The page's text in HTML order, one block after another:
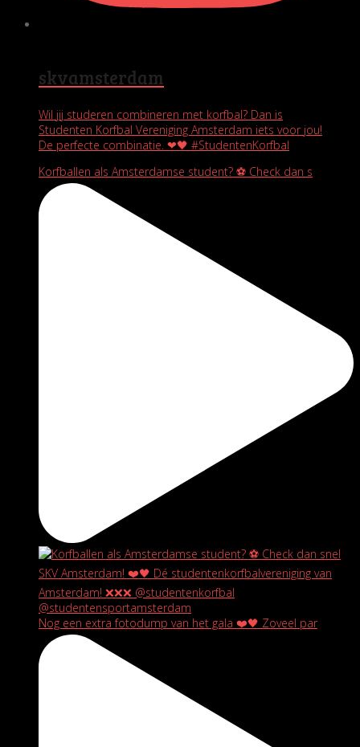
skvamsterdam
Wil jij studeren combineren met korfbal? Dan is
Studenten Korfbal Vereniging Amsterdam iets voor jou!
De perfecte combinatie. ❤🖤 #StudentenKorfbal
Korfballen als Amsterdamse student? ⚽️ Check dan s
Nog een extra fotodump van het gala ❤️🖤 Zoveel par